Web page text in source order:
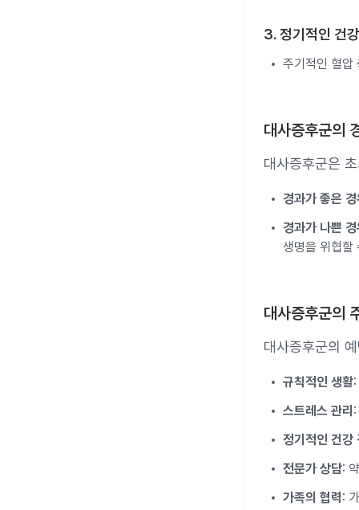
3. 정기적인 건
주기적인 혈압
대사증후군의
대사증후군은
경과가 좋은
경과가 나쁜
생명을 위협할
대사증후군의
대사증후군의
규칙적인 생활
스트레스 관리
정기적인 건강
전문가 상담:
가족의 협력: